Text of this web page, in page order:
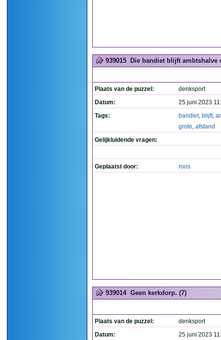
939015 Die bandiet blijft ambtshalve
Plaats van de puzzel:
denksport
Datum:
25 juni 2023
Tags:
bandiet, blijft,
grote, afstand
Gelijkluidende vragen:
Geplaatst door: roos
939014 Geen kerkdorp. (7)
Plaats van de puzzel:
denksport
Datum:
25 juni 2023